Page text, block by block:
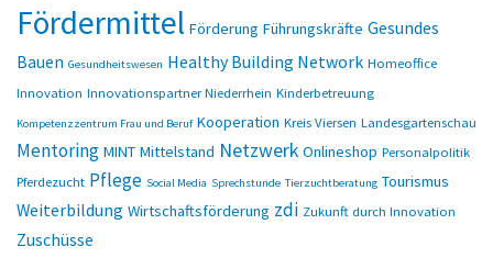
Fördermittel Förderung Führungskräfte Gesundes
Bauen Gesundheitswesen Healthy Building Network Homeoffice
Innovation Innovationspartner Niederrhein Kinderbetreuung
Kompetenzzentrum Frau und Beruf Kooperation Kreis Viersen Landesgartenschau
Mentoring MINT Mittelstand Netzwerk Onlineshop Personalpolitik
Pferdezucht Pflege Social Media Sprechstunde Tierzuchtberatung Tourismus
Weiterbildung Wirtschaftsförderung zdi Zukunft durch Innovation
Zuschüsse